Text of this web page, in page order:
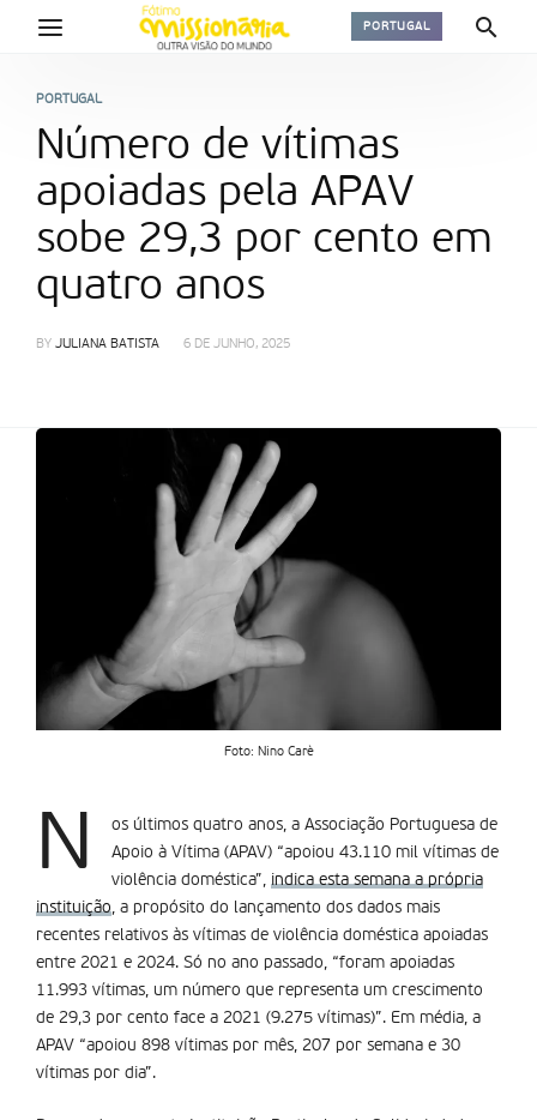
PORTUGAL
PORTUGAL
Número de vítimas
apoiadas pela APAV
sobe 29,3 por cento em
quatro anos
BY JULIANA BATISTA 6 DE JUNHO, 2025
Foto: Nino Carè
N
os últimos quatro anos, a Associação Portuguesa de
Apoio à Vítima (APAV) “apoiou 43.110 mil vítimas de
violência doméstica”, indica esta semana a própria
instituição, a propósito do lançamento dos dados mais
recentes relativos às vítimas de violência doméstica apoiadas
entre 2021 e 2024. Só no ano passado, “foram apoiadas
11.993 vítimas, um número que representa um crescimento
de 29,3 por cento face a 2021 (9.275 vítimas)”. Em média, a
APAV “apoiou 898 vítimas por mês, 207 por semana e 30
vítimas por dia”.